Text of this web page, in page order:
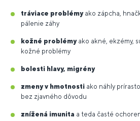
tráviace problémy ako zápcha,
pálenie záhy
kožné problémyako akné, ekzémy,
kožné problémy
bolesti hlavy, migrény
zmeny v hmotnosti ako náhly
bez zjavného dôvodu
znížená imunita a teda časté